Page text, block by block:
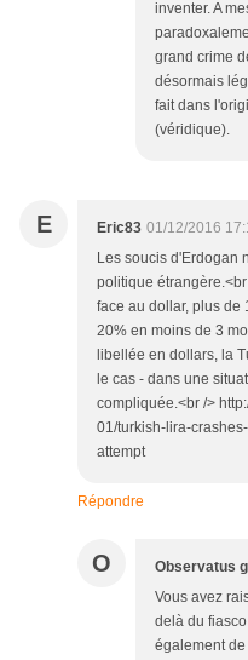
inventer. A
grand crime
désormais
fait dans
(véridique).
E Eric83 01/12/2016
Les soucis d'Erdogan
politique
face au dollar, plus de
20% en moins de 3
libellée en dollars, la
le cas - dans une
compliquée.<br />
01/turkish-lira-
attempt
Répondre
O Observatus
Vous avez
delà du
également